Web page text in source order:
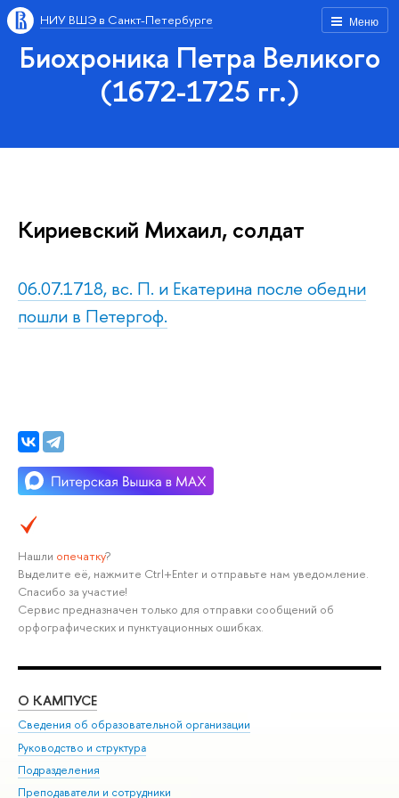
Меню
НИУ ВШЭ в Санкт-Петербурге
Биохроника Петра Великого
(1672-1725 гг.)
Кириевский Михаил, солдат
06.07.1718, вс. П. и Екатерина после обедни
пошли в Петергоф.
Нашли опечатку?
Выделите её, нажмите Ctrl+Enter и отправьте нам уведомление.
Спасибо за участие!
Сервис предназначен только для отправки сообщений об
орфографических и пунктуационных ошибках.
О КАМПУСЕ
Сведения об образовательной организации
Руководство и структура
Подразделения
Преподаватели и сотрудники